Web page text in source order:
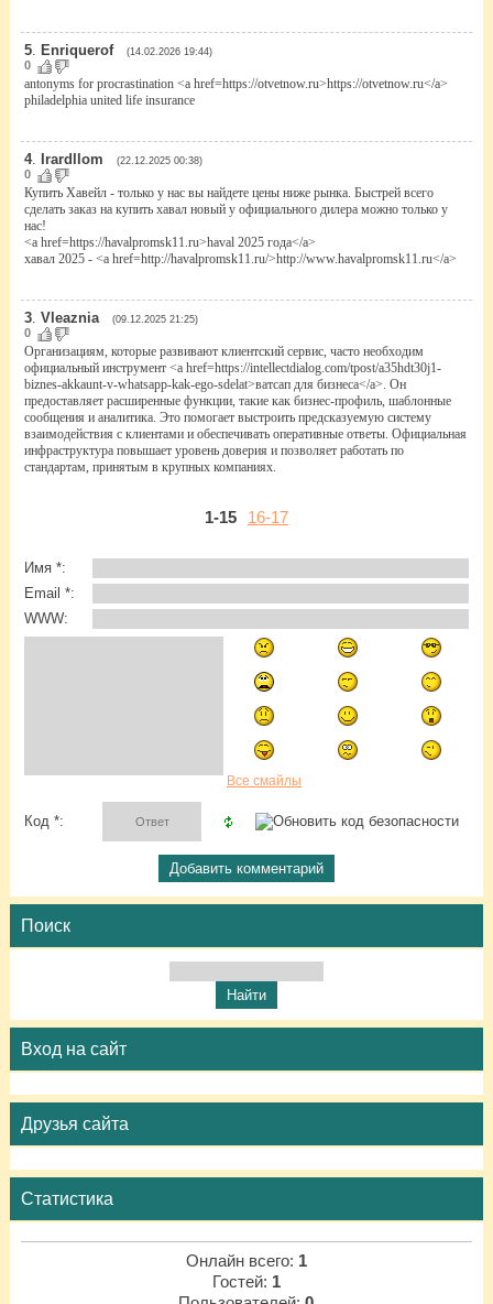
5. Enriquerof (14.02.2026 19:44)
0
antonyms for procrastination <a href=https://otvetnow.ru>https://otvetnow.ru</a>
philadelphia united life insurance
4. Irardllom (22.12.2025 00:38)
0
Купить Хавейл - только у нас вы найдете цены ниже рынка. Быстрей всего
сделать заказ на купить хавал новый у официального дилера можно только у
нас!
<a href=https://havalpromsk11.ru>haval 2025 года</a>
хавал 2025 - <a href=http://havalpromsk11.ru/>http://www.havalpromsk11.ru</a>
3. Vleaznia (09.12.2025 21:25)
0
Организациям, которые развивают клиентский сервис, часто необходим
официальный инструмент <a href=https://intellectdialog.com/tpost/a35hdt30j1-
biznes-akkaunt-v-whatsapp-kak-ego-sdelat>ватсап для бизнеса</a>. Он
предоставляет расширенные функции, такие как бизнес-профиль, шаблонные
сообщения и аналитика. Это помогает выстроить предсказуемую систему
взаимодействия с клиентами и обеспечивать оперативные ответы. Официальная
инфраструктура повышает уровень доверия и позволяет работать по
стандартам, принятым в крупных компаниях.
1-15 16-17
Имя *:
Email *:
WWW:
Все смайлы
Код *:
Поиск
Вход на сайт
Друзья сайта
Статистика
Онлайн всего: 1
Гостей: 1